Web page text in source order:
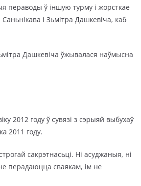
пераводы ў іншую турму і жорсткае
і Зьмітра Дашкевіча, каб
Дашкевіча ўжывалася наўмысна
2012 году ў сувязі з сэрыяй выбухаў
2011 году.
сакрэтнасьці. Ні асуджаныя, ні
перадаюцца сваякам, ім не